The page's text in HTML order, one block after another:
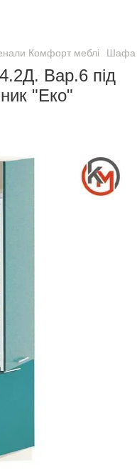
Комфорт меблі Шафа
Вар.6 під
"Еко"